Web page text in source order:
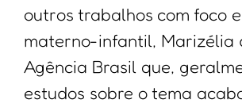
outros trabalhos com foco
materno-infantil, Marizélia
Agência Brasil que,
estudos sobre o tema